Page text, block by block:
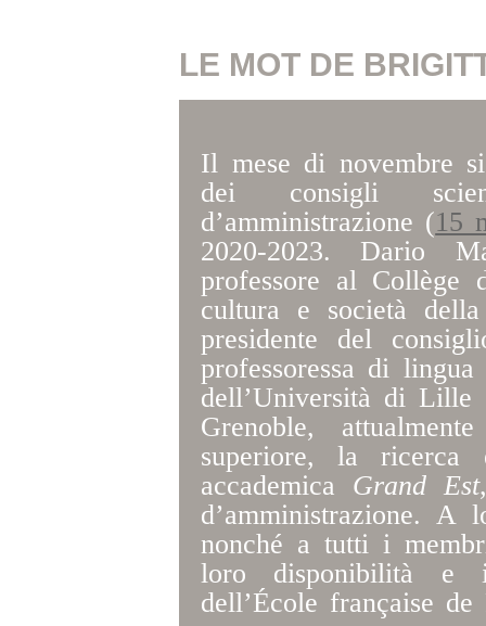
LE MOT DE
Il mese di novembre
dei consigli
d’amministrazione (15
2020-2023. Dario
professore al Collège
cultura e società
presidente del
professoressa di
dell’Università di
Grenoble,
superiore, la ricerca
accademica Grand Est
d’amministrazione.
nonché a tutti i
loro disponibilità e
dell’École française de